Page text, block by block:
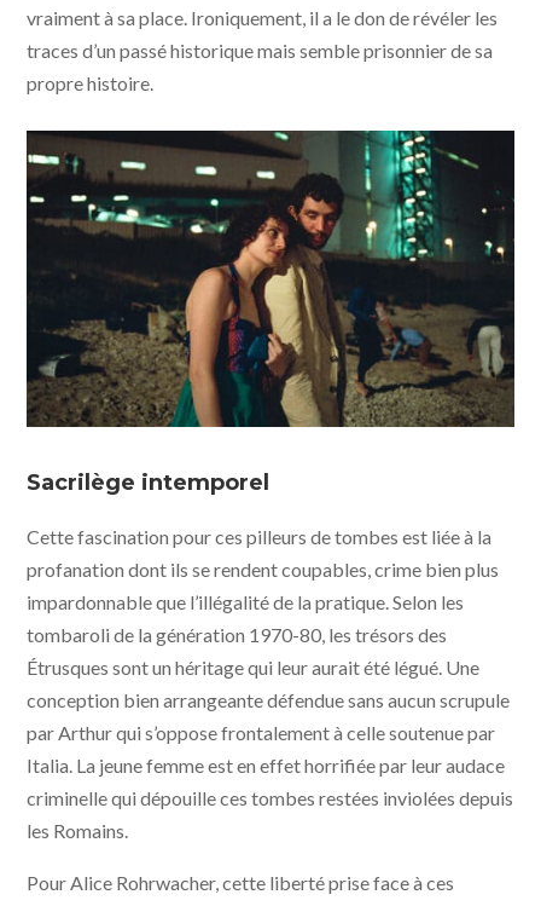
vraiment à sa place. Ironiquement, il a le don de révéler les
traces d’un passé historique mais semble prisonnier de sa
propre histoire.
Production - Amka Films Productions - Arte France
Sacrilège intemporel
Cette fascination pour ces pilleurs de tombes est liée à la
profanation dont ils se rendent coupables, crime bien plus
impardonnable que l’illégalité de la pratique. Selon les
tombaroli de la génération 1970-80, les trésors des
Étrusques sont un héritage qui leur aurait été légué. Une
conception bien arrangeante défendue sans aucun scrupule
par Arthur qui s’oppose frontalement à celle soutenue par
Italia. La jeune femme est en effet horrifiée par leur audace
criminelle qui dépouille ces tombes restées inviolées depuis
les Romains.
Pour Alice Rohrwacher, cette liberté prise face à ces